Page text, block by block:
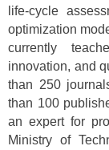
life-cycle
optimization
currently
innovation, and
than 250
than 100
an expert for
Ministry of